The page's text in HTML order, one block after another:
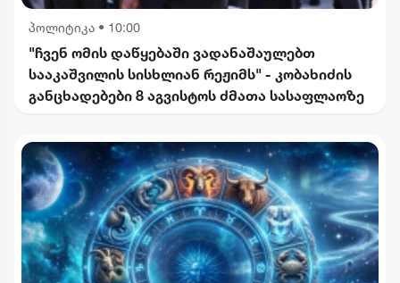
პოლიტიკა • 10:00
"ჩვენ ომის დაწყებაში ვადანაშაულებთ
სააკაშვილის სისხლიან რეჟიმს" - კობახიძის
განცხადებები 8 აგვისტოს ძმათა სასაფლაოზე